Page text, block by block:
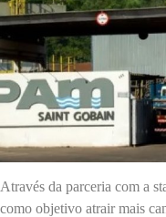
Através da parceria com a
como objetivo atrair mais